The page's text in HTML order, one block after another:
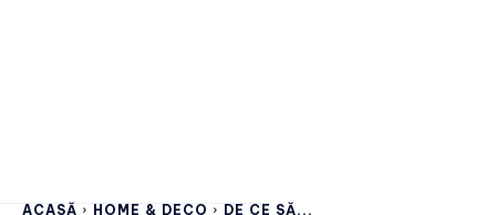
ACASĂ HOME & DECO DE CE SĂ...